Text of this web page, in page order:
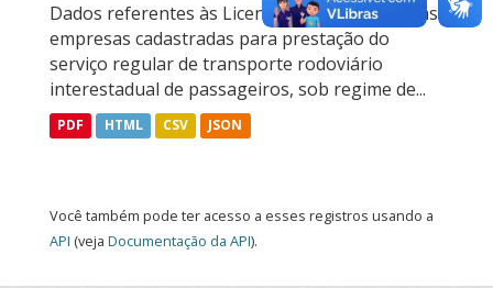
Dados referentes às Licenças Operacionais das
empresas cadastradas para prestação do
serviço regular de transporte rodoviário
interestadual de passageiros, sob regime de...
PDF HTML CSV JSON
Você também pode ter acesso a esses registros usando a
API (veja Documentação da API).